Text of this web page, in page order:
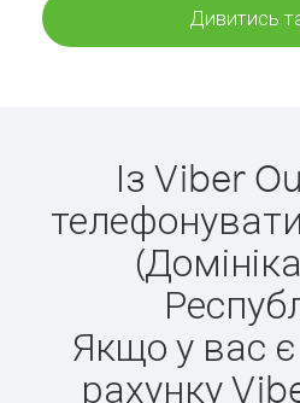
Дивитись
Із Viber
Якщо у вас
рахунку